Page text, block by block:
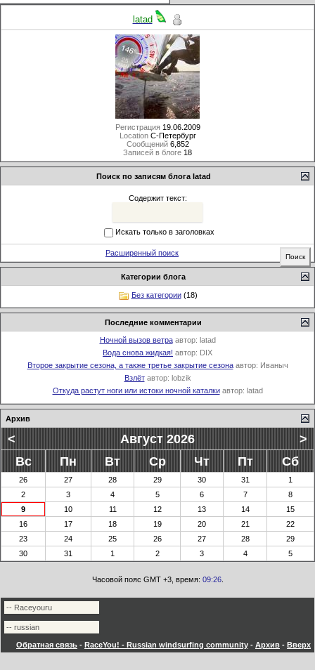
latad
Регистрация19.06.2009
LocationC-Петербург
Сообщений6,852
Записей в блоге 18
Поиск по записям блога latad
Содержит текст:
Искать только в заголовках
Расширенный поиск
Категории блога
Без категории(18)
Последние комментарии
Ночной вызов ветра автор: latad
Вода снова жидкая! автор: DIX
Второе закрытие сезона, а также третье закрытие сезона автор: Иваныч
Взлёт автор: lobzik
Откуда растут ноги или истоки ночной каталки автор: latad
Архив
< >
Август 2026
Вс
Пн Вт Ср Чт Пт Сб
26 27 28 29 30 31
1
2
3 4 5 6 7
8
9
10 11 12 13 14
15
16
17 18 19 20 21
22
23
24 25 26 27 28
29
30
31 1 2 3 4 5
Часовой пояс GMT +3, время: 09:26.
Обратная связь - RaceYou! - Russian windsurfing community - Архив - Вверх